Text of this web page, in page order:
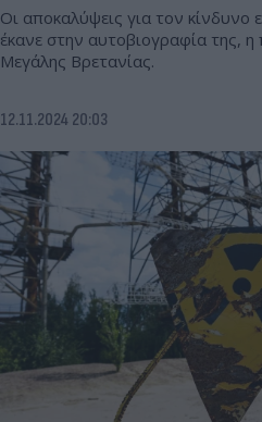
Οι αποκαλύψεις για τον
έκανε στην αυτοβιογραφία της,
Μεγάλης Βρετανίας.
12.11.2024 20:03